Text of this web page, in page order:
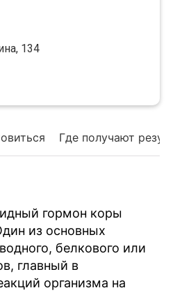
Где получают
гормон коры
из основных
белкового или
главный в
организма на
134